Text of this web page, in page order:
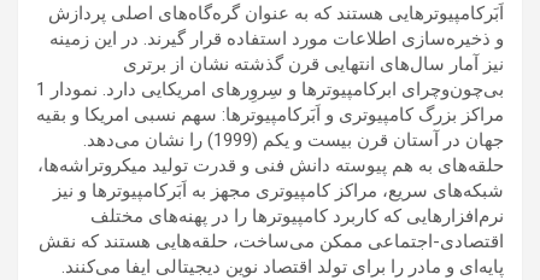
اَبَرکامپیوترهایی هستند که به عنوان گره‌گاه‌های اصلی پردازش
و ذخیره‌سازی اطلاعات مورد استفاده قرار گیرند. در این زمینه
نیز آمار سال‌های انتهایی قرن گذشته نشان از برتری
بی‌چون‌وچرای ابرکامپیوترها و سِروِرهای امریکایی دارد. نمودار 1
مراکز بزرگ کامپیوتری و اَبَرکامپیوترها: سهم نسبی امریکا و بقیه
جهان در آستان قرن بیست و یکم (1999) را نشان می‌دهد.
حلقه‌های به هم پیوسته دانش فنی و قدرت تولید میکروتراشه‌ها،
شبکه‌های سریع، مراکز کامپیوتری مجهز به اَبَرکامپیوترها و نیز
نرم‌افزارهایی که کاربرد کامپیوترها را در پهنه‌های مختلف
اقتصادی-اجتماعی ممکن می‌ساخت، حلقه‌هایی هستند که نقش
پایه‌ای و مادر را برای تولد اقتصاد نوین دیجیتالی ایفا می‌کنند.